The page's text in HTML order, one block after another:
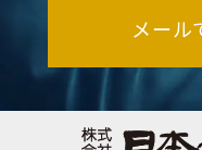
メール